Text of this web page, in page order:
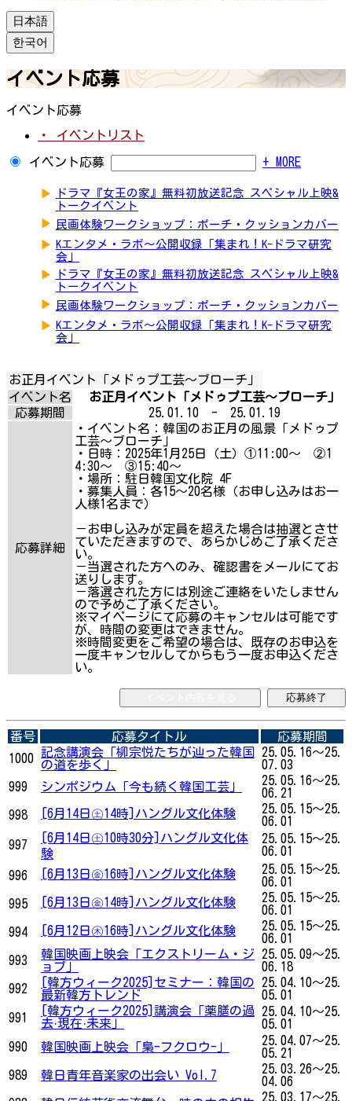
日本語
한국어
イベント応募
イベント応募
・ イベントリスト
イベント応募 + MORE
▶
ドラマ『女王の家』無料初放送記念 スペシャル上映&
トークイベント
▶ 民画体験ワークショップ：ポーチ・クッションカバー
▶ Kエンタメ・ラボ～公開収録「集まれ！K-ドラマ研究
会」
▶
ドラマ『女王の家』無料初放送記念 スペシャル上映&
トークイベント
▶ 民画体験ワークショップ：ポーチ・クッションカバー
▶ Kエンタメ・ラボ～公開収録「集まれ！K-ドラマ研究
会」
お正月イベント「メドゥプ工芸～ブローチ」
イベント名
お正月イベント「メドゥプ工芸～ブローチ」
応募期間
25.01.10 - 25.01.19
応募詳細
・イベント名：韓国のお正月の風景「メドゥプ
工芸～ブローチ」
・日時：2025年1月25日（土）①11:00～ ②1
4:30～ ③15:40～
・場所：駐日韓国文化院 4F
・募集人員：各15～20名様（お申し込みはお一
人様1名まで）
－お申し込みが定員を超えた場合は抽選とさせ
ていただきますので、あらかじめご了承くださ
い。
－当選された方へのみ、確認書をメールにてお
送りします。
－落選された方には別途ご連絡をいたしません
ので予めご了承ください。
※マイページにて応募のキャンセルは可能です
が、時間の変更はできません。
※時間変更をご希望の場合は、既存のお申込を
一度キャンセルしてからもう一度お申込くださ
い。
応募終了
番号 応募タイトル
応募期間
1000 記念講演会「柳宗悦たちが辿った韓国
の道を歩く」
25.05.16～25.
07.03
999
シンポジウム「今も続く韓国工芸」
25.05.16～25.
06.21
998
[6月14日㊏14時]ハングル文化体験
25.05.15～25.
06.01
997
[6月14日㊏10時30分]ハングル文化体
験
25.05.15～25.
06.01
996
[6月13日㊎16時]ハングル文化体験
25.05.15～25.
06.01
995
[6月13日㊎14時]ハングル文化体験
25.05.15～25.
06.01
994
[6月12日㊍16時]ハングル文化体験
25.05.15～25.
06.01
993
韓国映画上映会「エクストリーム・ジ
ョブ」
25.05.09～25.
06.18
992
[韓方ウィーク2025]セミナー：韓国の
最新韓方トレンド
25.04.10～25.
05.01
991
[韓方ウィーク2025]講演会「薬膳の過
去·現在·未来」
25.04.10～25.
05.01
990
韓国映画上映会「梟-フクロウ-」
25.04.07～25.
05.21
989
韓日青年音楽家の出会い Vol.7
25.03.26～25.
04.06
25.03.17～25.